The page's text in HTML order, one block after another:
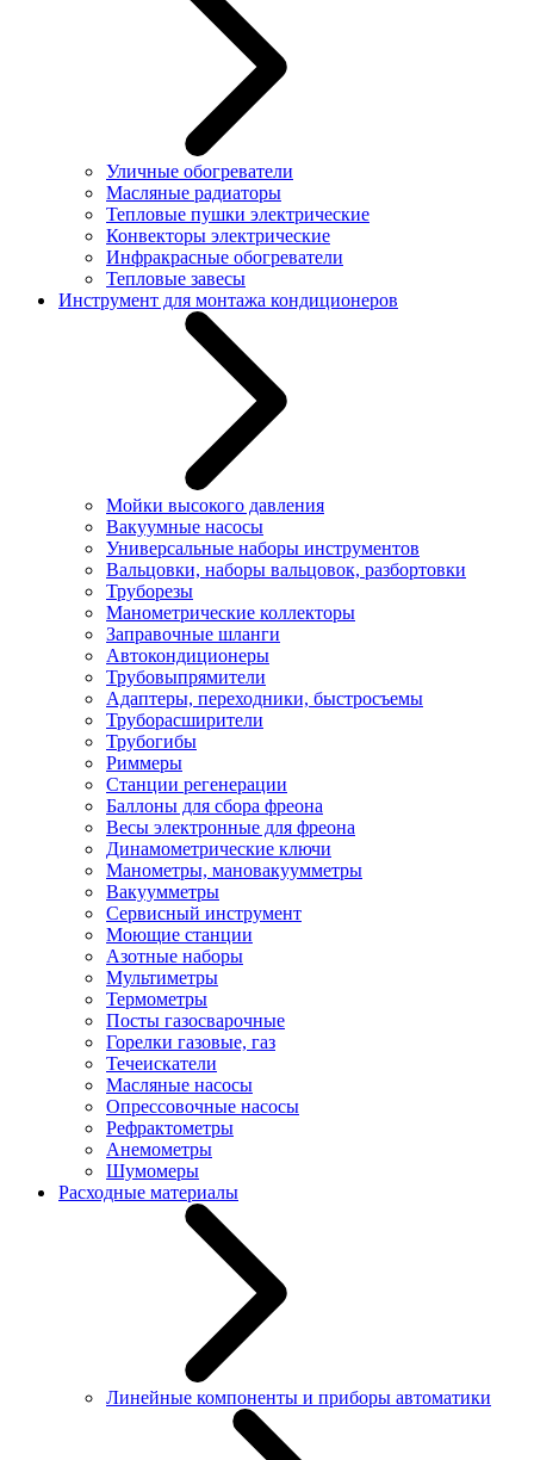
Уличные обогреватели
Масляные радиаторы
Тепловые пушки электрические
Конвекторы электрические
Инфракрасные обогреватели
Тепловые завесы
Инструмент для монтажа кондиционеров
Мойки высокого давления
Вакуумные насосы
Универсальные наборы инструментов
Вальцовки, наборы вальцовок, разбортовки
Труборезы
Манометрические коллекторы
Заправочные шланги
Автокондиционеры
Трубовыпрямители
Адаптеры, переходники, быстросъемы
Труборасширители
Трубогибы
Риммеры
Станции регенерации
Баллоны для сбора фреона
Весы электронные для фреона
Динамометрические ключи
Манометры, мановакуумметры
Вакуумметры
Сервисный инструмент
Моющие станции
Азотные наборы
Мультиметры
Термометры
Посты газосварочные
Горелки газовые, газ
Течеискатели
Масляные насосы
Опрессовочные насосы
Рефрактометры
Анемометры
Шумомеры
Расходные материалы
Линейные компоненты и приборы автоматики